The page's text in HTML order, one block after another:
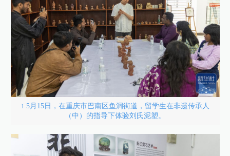
↑ 5月15日，在重庆市巴南区鱼洞街道，留学生在非遗传承人
（中）的指导下体验刘氏泥塑。